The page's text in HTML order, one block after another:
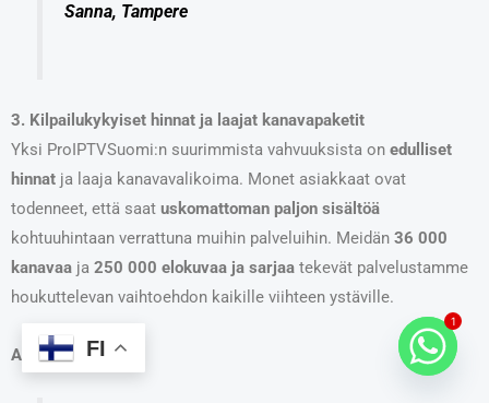
Sanna, Tampere
3. Kilpailukykyiset hinnat ja laajat kanavapaketit
Yksi ProIPTVSuomi:n suurimmista vahvuuksista on edulliset
hinnat ja laaja kanavavalikoima. Monet asiakkaat ovat
todenneet, että saat uskomattoman paljon sisältöä
kohtuuhintaan verrattuna muihin palveluihin. Meidän 36 000
kanavaa ja 250 000 elokuvaa ja sarjaa tekevät palvelustamme
houkuttelevan vaihtoehdon kaikille viihteen ystäville.
Asiakaspalaute:
FI
1